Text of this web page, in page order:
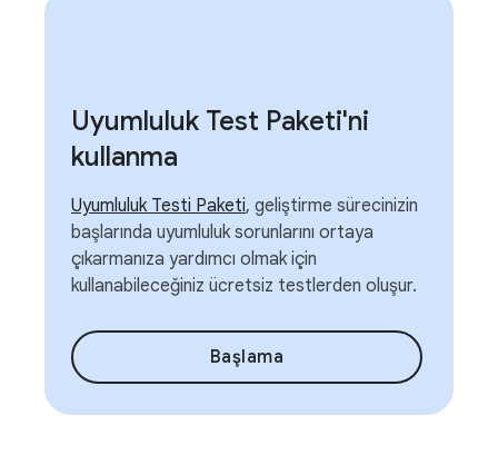
Uyumluluk Test Paketi'ni
kullanma
Uyumluluk Testi Paketi, geliştirme sürecinizin
başlarında uyumluluk sorunlarını ortaya
çıkarmanıza yardımcı olmak için
kullanabileceğiniz ücretsiz testlerden oluşur.
Başlama